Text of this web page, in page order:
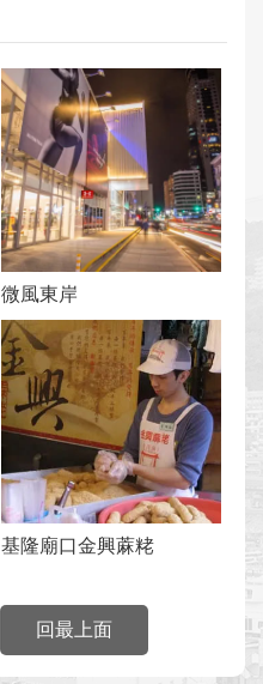
微風東岸
基隆廟口金興蔴粩
回最上面